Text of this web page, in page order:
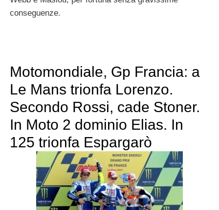
conseguenze.
Motomondiale, Gp Francia: a
Le Mans trionfa Lorenzo.
Secondo Rossi, cade Stoner.
In Moto 2 dominio Elias. In
125 trionfa Espargarò